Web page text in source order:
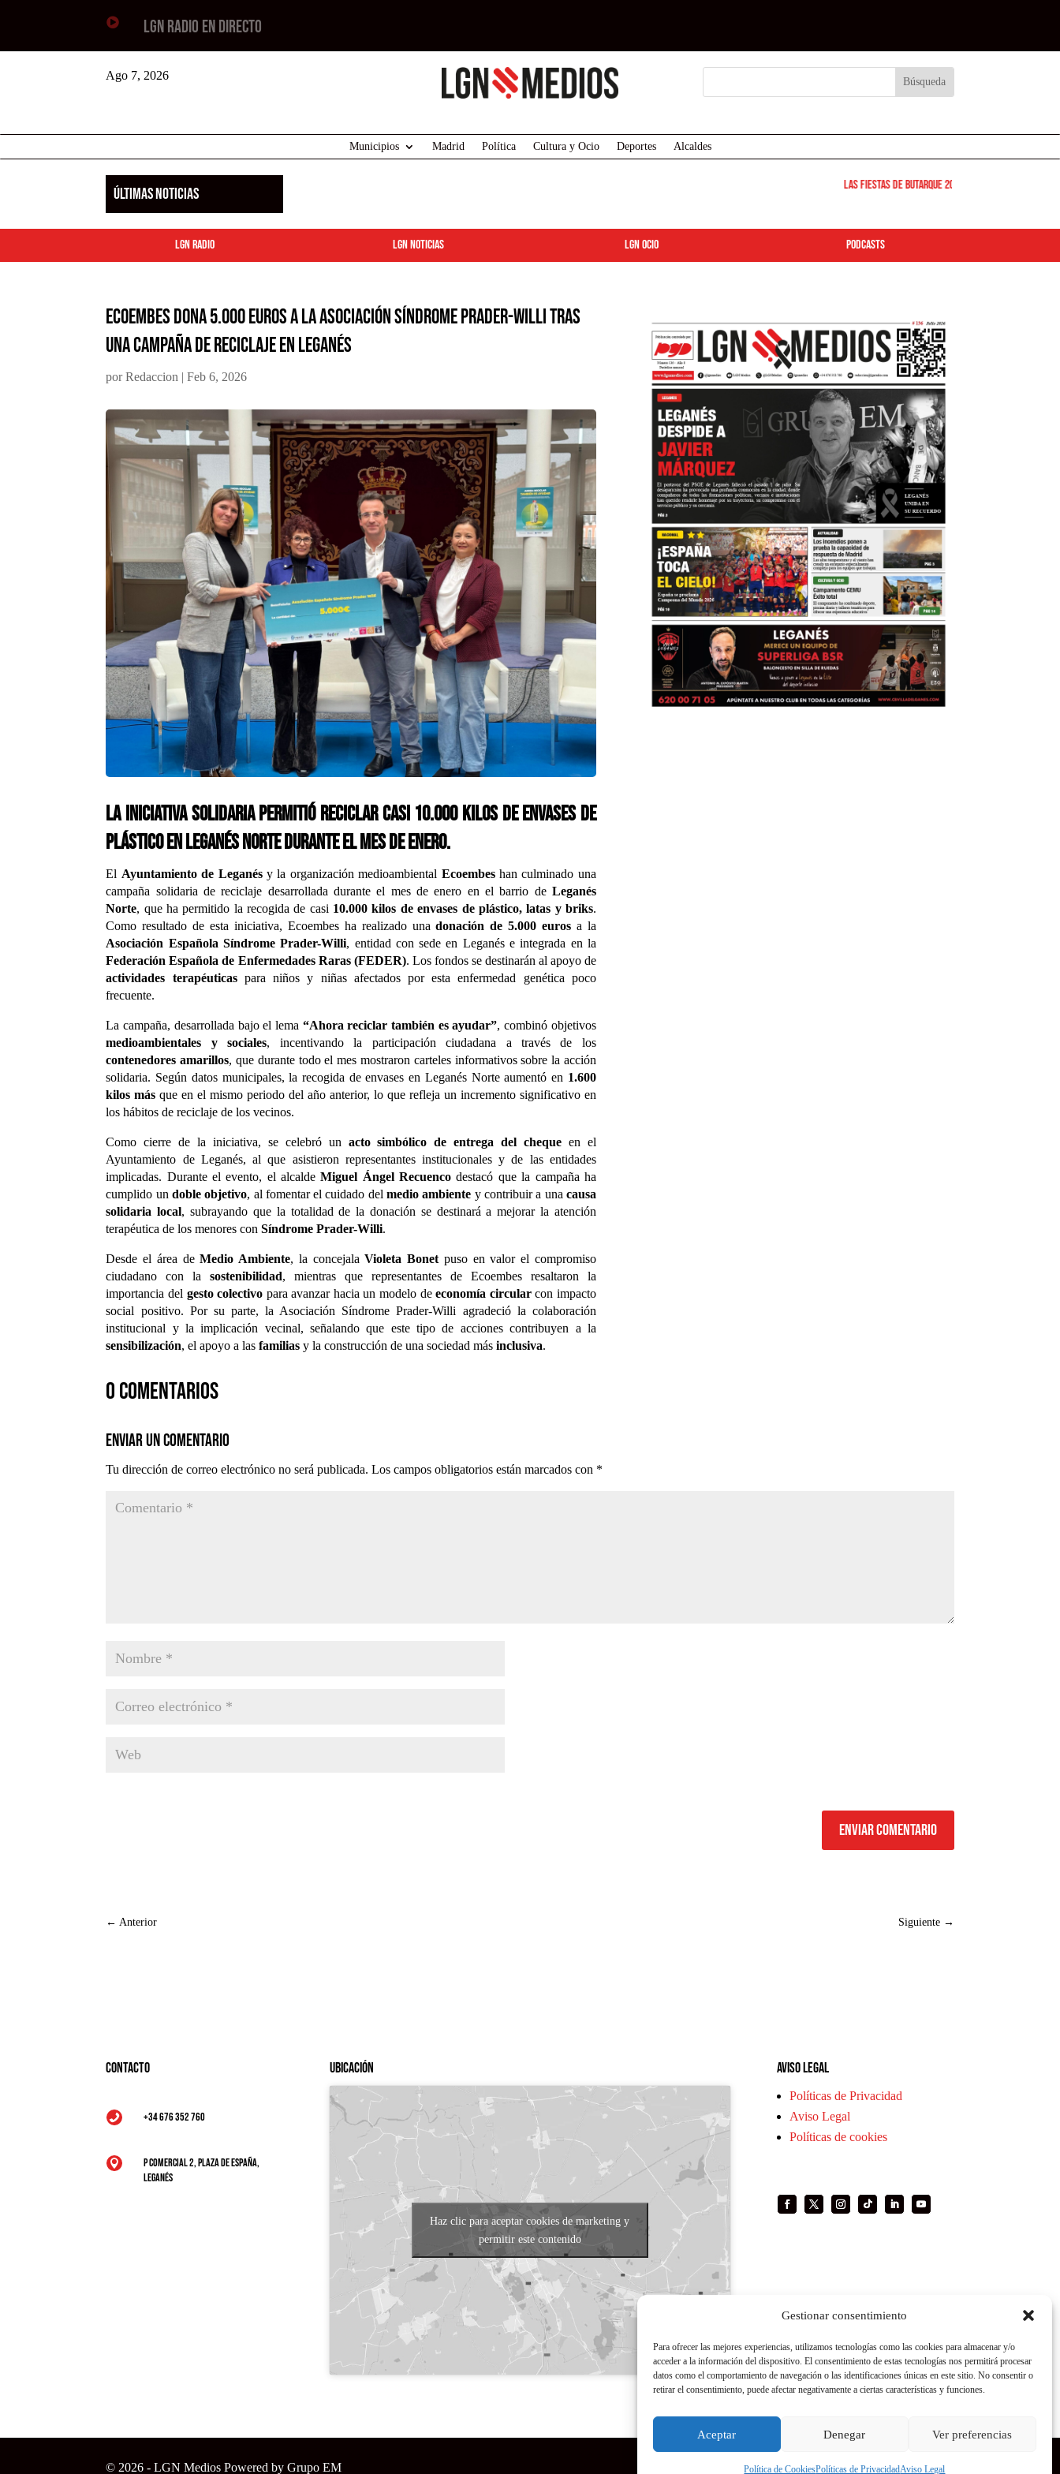
Gestionar consentimiento
Para ofrecer las mejores experiencias, utilizamos tecnologías como las cookies para almacenar y/o
acceder a la información del dispositivo. El consentimiento de estas tecnologías nos permitirá procesar
datos como el comportamiento de navegación o las identificaciones únicas en este sitio. No consentir o
retirar el consentimiento, puede afectar negativamente a ciertas características y funciones.
Aceptar Denegar Ver preferencias
Política de CookiesPolíticas de PrivacidadAviso Legal
 LGN RADIO EN DIRECTO
Ago 7, 2026
Municipios Madrid Política Cultura y Ocio Deportes Alcaldes
ÚLTIMAS NOTICIAS Las Fiestas de Butarque 2026 arrancan este viernes:
LGN Radio LGN Noticias LGN ocio podcasts
Ecoembes dona 5.000 euros a la Asociación Síndrome Prader-Willi tras
una campaña de reciclaje en Leganés
porRedaccion |Feb 6, 2026
La iniciativa solidaria permitió reciclar casi 10.000 kilos de envases de
plástico en Leganés Norte durante el mes de enero.
El Ayuntamiento de Leganésy la organización medioambiental Ecoembeshan culminado una
campaña solidaria de reciclaje desarrollada durante el mes de enero en el barrio de Leganés
Norte, que ha permitido la recogida de casi 10.000 kilos de envases de plástico, latas y briks.
Como resultado de esta iniciativa, Ecoembes ha realizado unadonación de 5.000 euros a la
Asociación Española Síndrome Prader-Willi, entidad con sede en Leganés e integrada en la
Federación Española de Enfermedades Raras (FEDER). Los fondos se destinarán al apoyo de
actividades terapéuticaspara niños y niñas afectados por esta enfermedad genética poco
frecuente.
La campaña, desarrollada bajo el lema “Ahora reciclar también es ayudar”, combinó objetivos
medioambientales y sociales, incentivando la participación ciudadana a través de los
contenedores amarillos, que durante todo el mes mostraron carteles informativos sobre la acción
solidaria. Según datos municipales, la recogida de envases en Leganés Norte aumentó en 1.600
kilos más que en el mismo periodo del año anterior, lo que refleja un incremento significativo en
los hábitos de reciclaje de los vecinos.
Como cierre de la iniciativa, se celebró un acto simbólico de entrega del cheque en el
Ayuntamiento de Leganés, al que asistieron representantes institucionales y de las entidades
implicadas. Durante el evento, el alcaldeMiguel Ángel Recuenco destacó que la campaña ha
cumplido un doble objetivo, al fomentar el cuidado delmedio ambiente y contribuir a una causa
solidaria local, subrayando que la totalidad de la donación se destinará a mejorar la atención
terapéutica de los menores conSíndrome Prader-Willi.
Desde el área deMedio Ambiente, la concejalaVioleta Bonet puso en valor el compromiso
ciudadano con lasostenibilidad, mientras que representantes de Ecoembes resaltaron la
importancia del gesto colectivo para avanzar hacia un modelo deeconomía circularcon impacto
social positivo. Por su parte, la Asociación Síndrome Prader-Willi agradeció la colaboración
institucional y la implicación vecinal, señalando que este tipo de acciones contribuyen a la
sensibilización, el apoyo a lasfamilias y la construcción de una sociedad másinclusiva.
0 comentarios
Enviar un comentario
Tu dirección de correo electrónico no será publicada. Los campos obligatorios están marcados con *
Enviar comentario
←Anterior Siguiente→
Contacto
 +34 676 352 760

P Comercial 2, Plaza de España,
Leganés
Ubicación
Haz clic para aceptar cookies de marketing y
permitir este contenido
Aviso legal
Políticas de Privacidad
Aviso Legal
Políticas de cookies
© 2026 - LGN Medios Powered by Grupo EM